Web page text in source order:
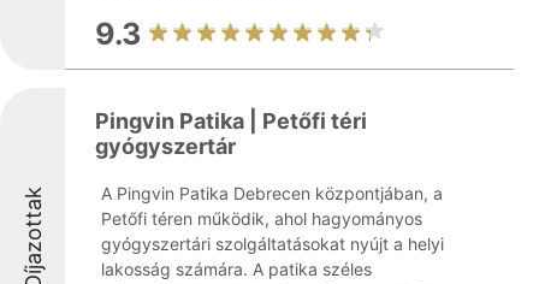
9.3
Díjazottak
Pingvin Patika | Petőfi téri
gyógyszertár
A Pingvin Patika Debrecen központjában, a
Petőfi téren működik, ahol hagyományos
gyógyszertári szolgáltatásokat nyújt a helyi
lakosság számára. A patika széles